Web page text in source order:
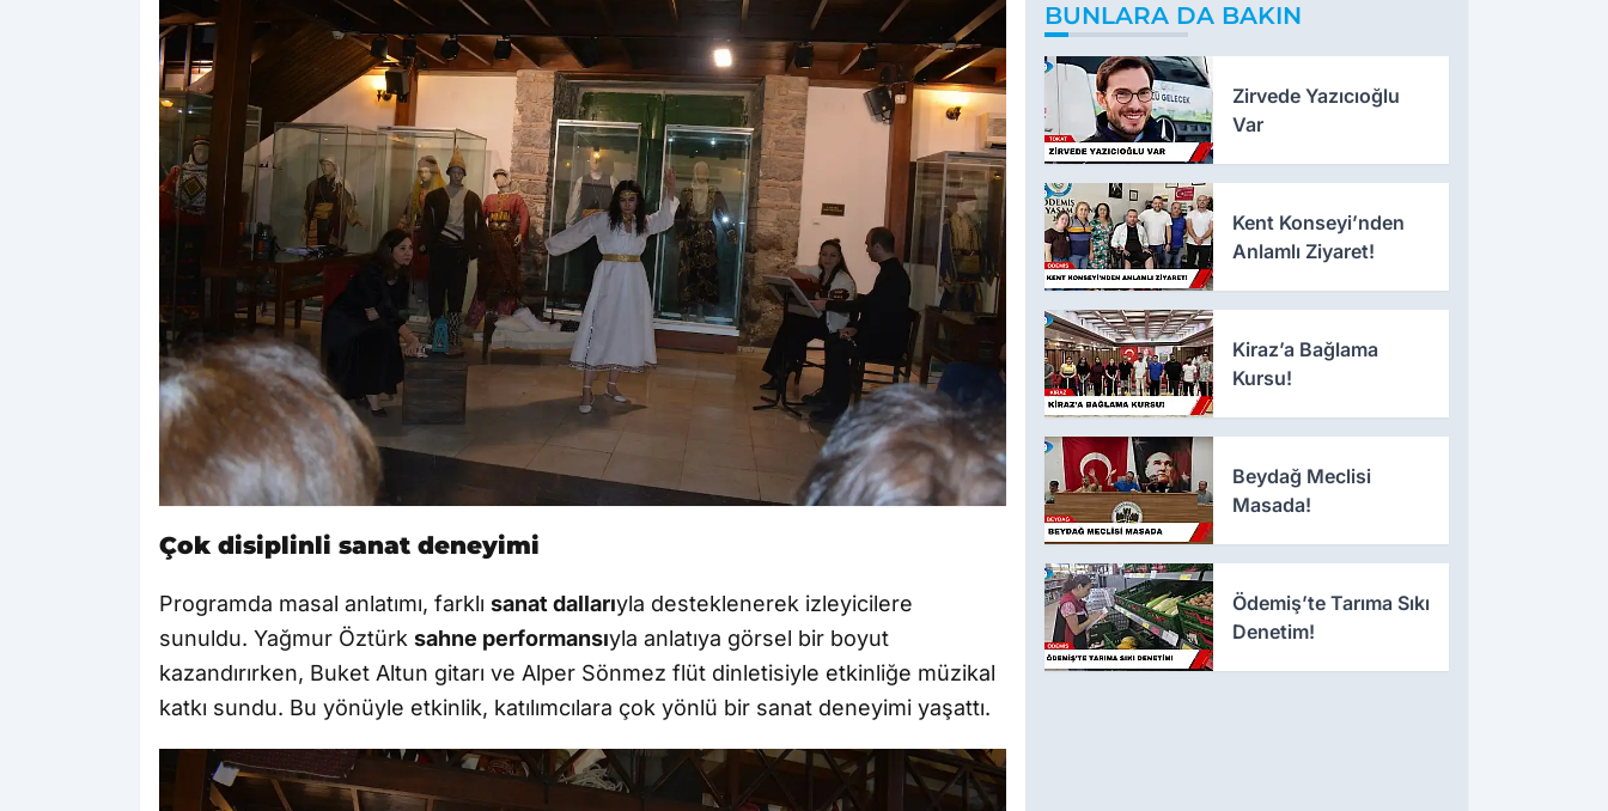
Çok disiplinli sanat deneyimi
Programda masal anlatımı, farklı sanat dallarıyla desteklenerek izleyicilere
sunuldu. Yağmur Öztürk sahne performansıyla anlatıya görsel bir boyut
kazandırırken, Buket Altun gitarı ve Alper Sönmez flüt dinletisiyle etkinliğe müzikal
katkı sundu. Bu yönüyle etkinlik, katılımcılara çok yönlü bir sanat deneyimi yaşattı.
BUNLARA DA BAKIN
Zirvede Yazıcıoğlu
Var
Kent Konseyi’nden
Anlamlı Ziyaret!
Kiraz’a Bağlama
Kursu!
Beydağ Meclisi
Masada!
Ödemiş’te Tarıma Sıkı
Denetim!